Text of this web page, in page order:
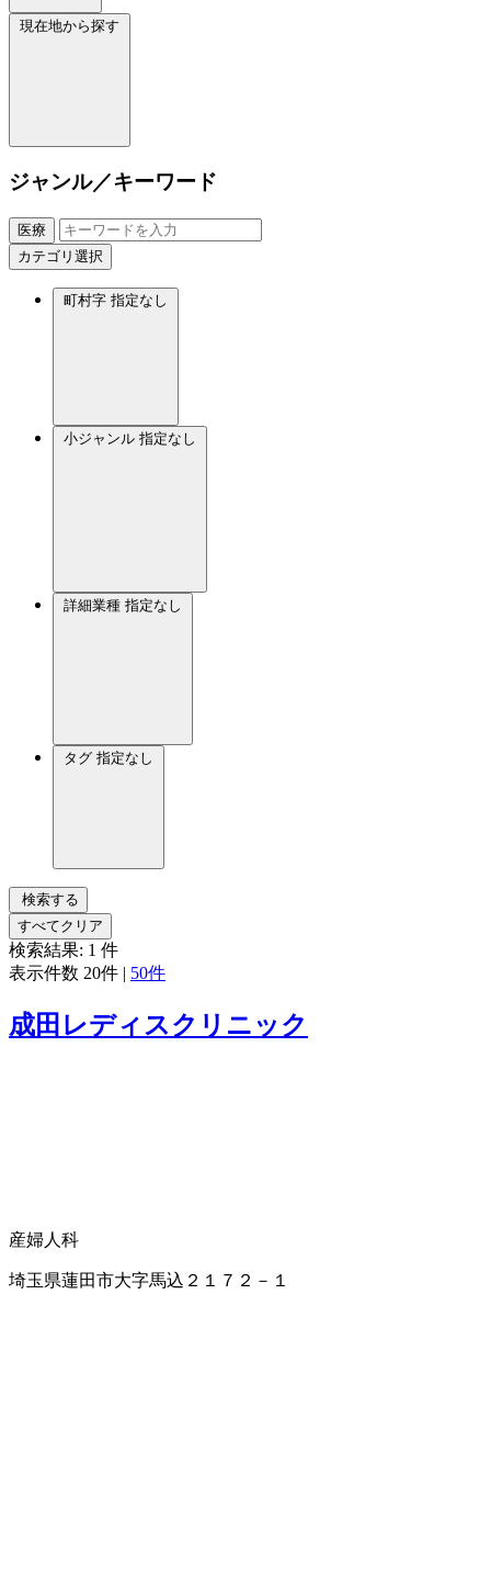
現在地から探す
ジャンル／キーワード
医療
カテゴリ選択
町村字 指定なし
小ジャンル 指定なし
詳細業種 指定なし
タグ 指定なし
検索する
すべてクリア
検索結果: 1 件
表示件数 20件 | 50件
成田レディスクリニック
産婦人科
埼玉県蓮田市大字馬込２１７２－１